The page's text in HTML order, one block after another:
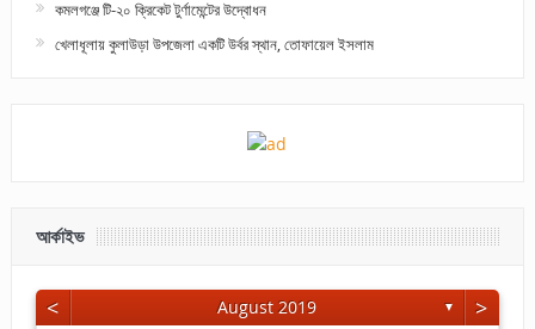
কমলগঞ্জে টি-২০ ক্রিকেট টুর্ণামেন্টের উদ্বোধন
খেলাধূলায় কুলাউড়া উপজেলা একটি উর্বর স্থান, তোফায়েল ইসলাম
আর্কাইভ
< August 2019 ▼ >